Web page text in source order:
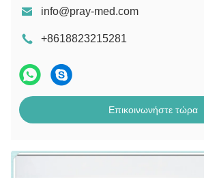
info@pray-med.com
+8618823215281
Επικοινωνήστε τώρα